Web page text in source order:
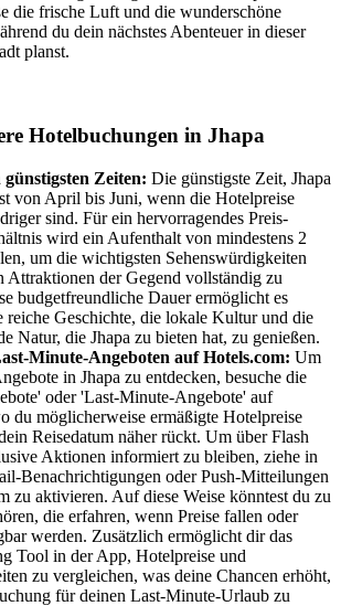
die frische Luft und die wunderschöne
du dein nächstes Abenteuer in dieser
planst.
Hotelbuchungen in Jhapa
günstigsten Zeiten: Die günstigste Zeit, Jhapa
von April bis Juni, wenn die Hotelpreise
sind. Für ein hervorragendes Preis-
wird ein Aufenthalt von mindestens 2
um die wichtigsten Sehenswürdigkeiten
Attraktionen der Gegend vollständig zu
budgetfreundliche Dauer ermöglicht es
reiche Geschichte, die lokale Kultur und die
Natur, die Jhapa zu bieten hat, zu genießen.
Minute-Angeboten auf Hotels.com: Um
in Jhapa zu entdecken, besuche die
oder 'Last-Minute-Angebote' auf
du möglicherweise ermäßigte Hotelpreise
Reisedatum näher rückt. Um über Flash
Aktionen informiert zu bleiben, ziehe in
Benachrichtigungen oder Push-Mitteilungen
zu aktivieren. Auf diese Weise könntest du zu
die erfahren, wenn Preise fallen oder
werden. Zusätzlich ermöglicht dir das
Tool in der App, Hotelpreise und
zu vergleichen, was deine Chancen erhöht,
für deinen Last-Minute-Urlaub zu